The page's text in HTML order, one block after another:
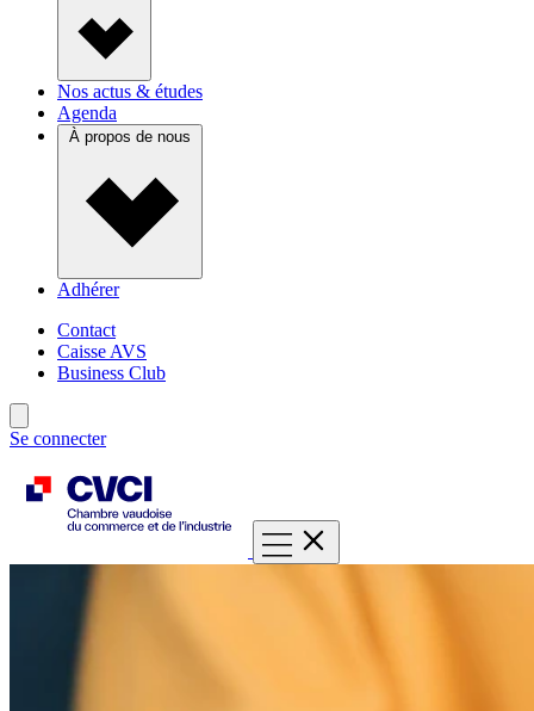
Nos actus & études
Agenda
À propos de nous
Adhérer
Contact
Caisse AVS
Business Club
Se connecter